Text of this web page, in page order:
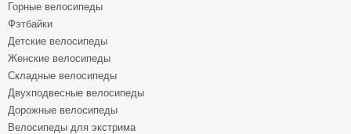
Горные велосипеды
Фэтбайки
Детские велосипеды
Женские велосипеды
Складные велосипеды
Двухподвесные велосипеды
Дорожные велосипеды
Велосипеды для экстрима